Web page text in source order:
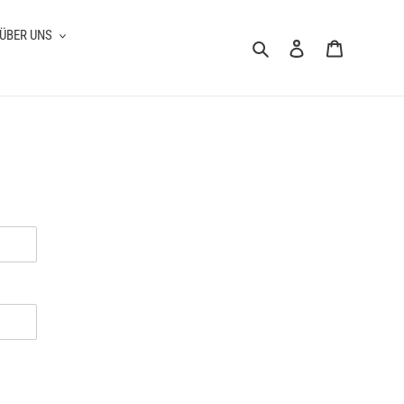
ÜBER UNS
Suchen Einloggen